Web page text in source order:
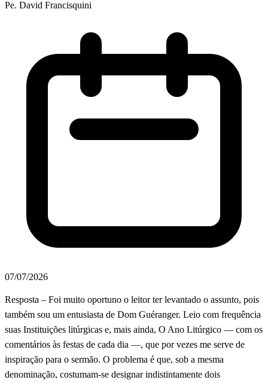
Pe. David Francisquini
07/07/2026
Resposta – Foi muito oportuno o leitor ter levantado o assunto, pois
também sou um entusiasta de Dom Guéranger. Leio com frequência
suas Instituições litúrgicas e, mais ainda, O Ano Litúrgico — com os
comentários às festas de cada dia —, que por vezes me serve de
inspiração para o sermão. O problema é que, sob a mesma
denominação, costumam-se designar indistintamente dois